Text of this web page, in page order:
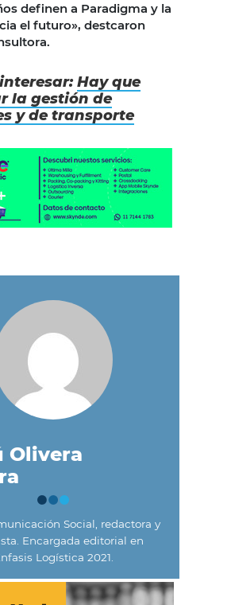
definen a Paradigma y la
el futuro», destcaron
Hay que
la gestión de
y de transporte
Olivera
Social, redactora y
Encargada editorial en
Logística 2021.